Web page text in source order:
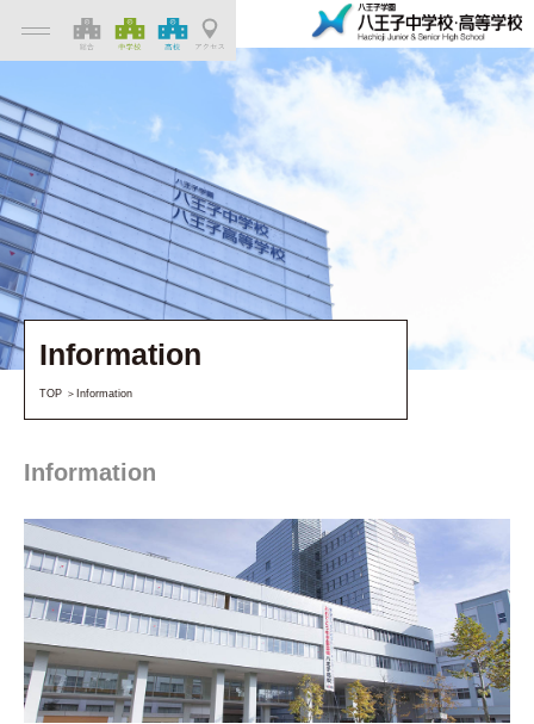
Information
TOP Information
Information